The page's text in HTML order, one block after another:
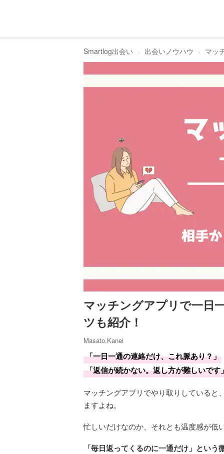
Smartlog出会い 出会いノウハウ マッ
マッチングアプリで一日
ツも紹介！
Masato.Kanei
「一日一通の連絡だけ、これ脈あり？」
「返信が続かない。返し方が難しいです
マッチングアプリでやり取りしていると
ますよね。
忙しいだけなのか、それとも温度感が低
「毎日返ってくるのに一通だけ」とい